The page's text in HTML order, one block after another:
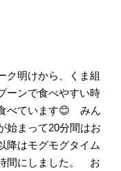
ク明けから、くま組
ーンで食べやすい時
べています😊 みん
まって20分間はお
降はモグモグタイム
間にしました。 お